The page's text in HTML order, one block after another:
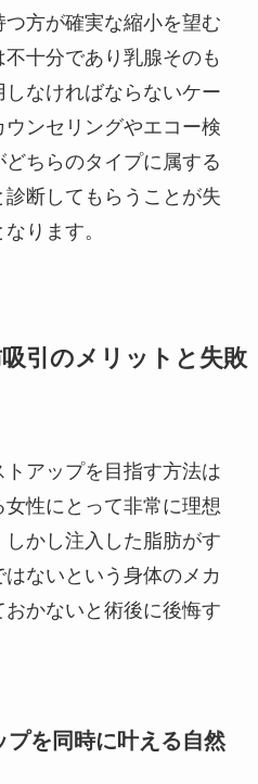
方が確実な縮小を望む
十分であり乳腺そのも
なければならないケー
ンセリングやエコー検
ちらのタイプに属する
断してもらうことが失
ります。
引のメリットと失敗
アップを目指す方法は
性にとって非常に理想
かし注入した脂肪がす
ないという身体のメカ
かないと術後に後悔す
を同時に叶える自然